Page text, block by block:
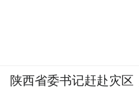
陕西省委书记赶赴灾区